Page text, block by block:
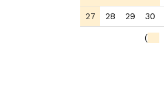
27
28 29 30
(